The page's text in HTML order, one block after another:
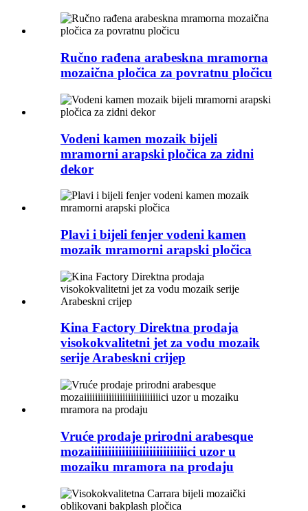
Ručno rađena arabeskna mramorna
mozaična pločica za povratnu pločicu
Vodeni kamen mozaik bijeli
mramorni arapski pločica za zidni
dekor
Plavi i bijeli fenjer vodeni kamen
mozaik mramorni arapski pločica
Kina Factory Direktna prodaja
visokokvalitetni jet za vodu mozaik
serije Arabeskni crijep
Vruće prodaje prirodni arabesque
mozaiiiiiiiiiiiiiiiiiiiiiiiiiiiici uzor u
mozaiku mramora na prodaju